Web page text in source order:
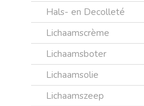
Hals- en Decolleté
Lichaamscrème
Lichaamsboter
Lichaamsolie
Lichaamszeep